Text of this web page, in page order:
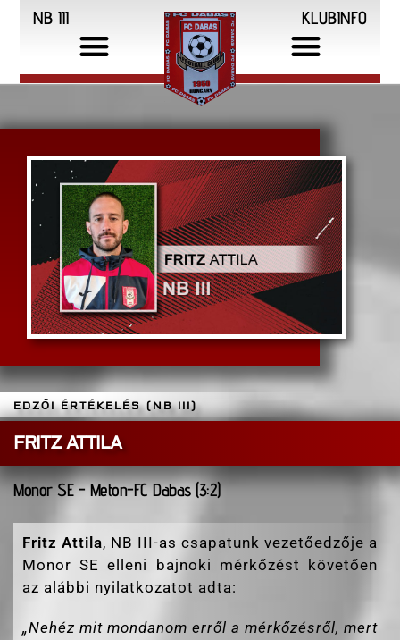
NB III KLUBINFO
EDZŐI ÉRTÉKELÉS (NB III)
FRITZ ATTILA
Monor SE - Meton-FC Dabas (3:2)
Fritz Attila, NB III-as csapatunk vezetőedzője a
Monor SE elleni bajnoki mérkőzést követően
az alábbi nyilatkozatot adta:
„Nehéz mit mondanom erről a mérkőzésről, mert